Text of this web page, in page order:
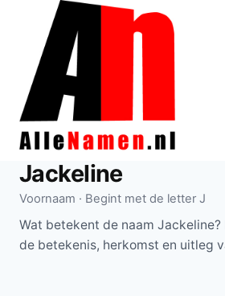
Doorgaan
inhoud
Jackeline
Voornaam · Begint met de letter J
Wat betekent de naam
de betekenis, herkomst en uitleg